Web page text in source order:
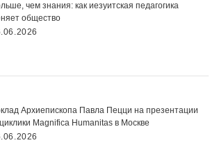
чем знания: как иезуитская педагогика
общество
Архиепископа Павла Пецци на презентации
Magnifica Нumanitas в Москве